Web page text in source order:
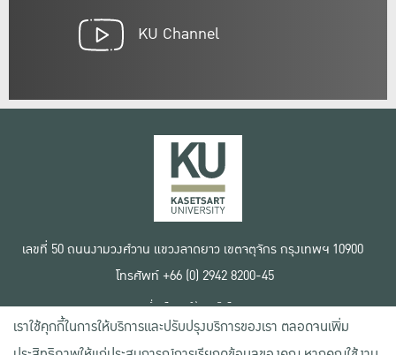
KU Channel
เลขที่ 50 ถนนงามวงศ์วาน แขวงลาดยาว เขตจตุจักร กรุงเทพฯ 10900
โทรศัพท์ +66 (0) 2942 8200-45
เงื่อนไขการใช้งานเว็บไซต์
ข้อตกลงด้านสิทธิ์ใช้งาน
นโยบายความเป็นส่วนตัว
เราใช้คุกกี้ในการให้บริการและปรับปรุงบริการของเรา ตลอดจนเพิ่ม